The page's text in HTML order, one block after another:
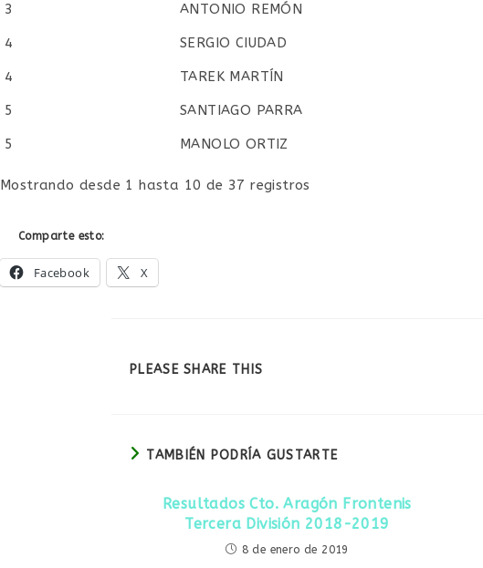
3 ANTONIO REMÓN
4 SERGIO CIUDAD
4 TAREK MARTÍN
5 SANTIAGO PARRA
5 MANOLO ORTIZ
Mostrando desde 1 hasta 10 de 37 registros
Comparte esto:
Facebook X
PLEASE SHARE THIS
TAMBIÉN PODRÍA GUSTARTE
Resultados Cto. Aragón Frontenis
Tercera División 2018-2019
8 de enero de 2019